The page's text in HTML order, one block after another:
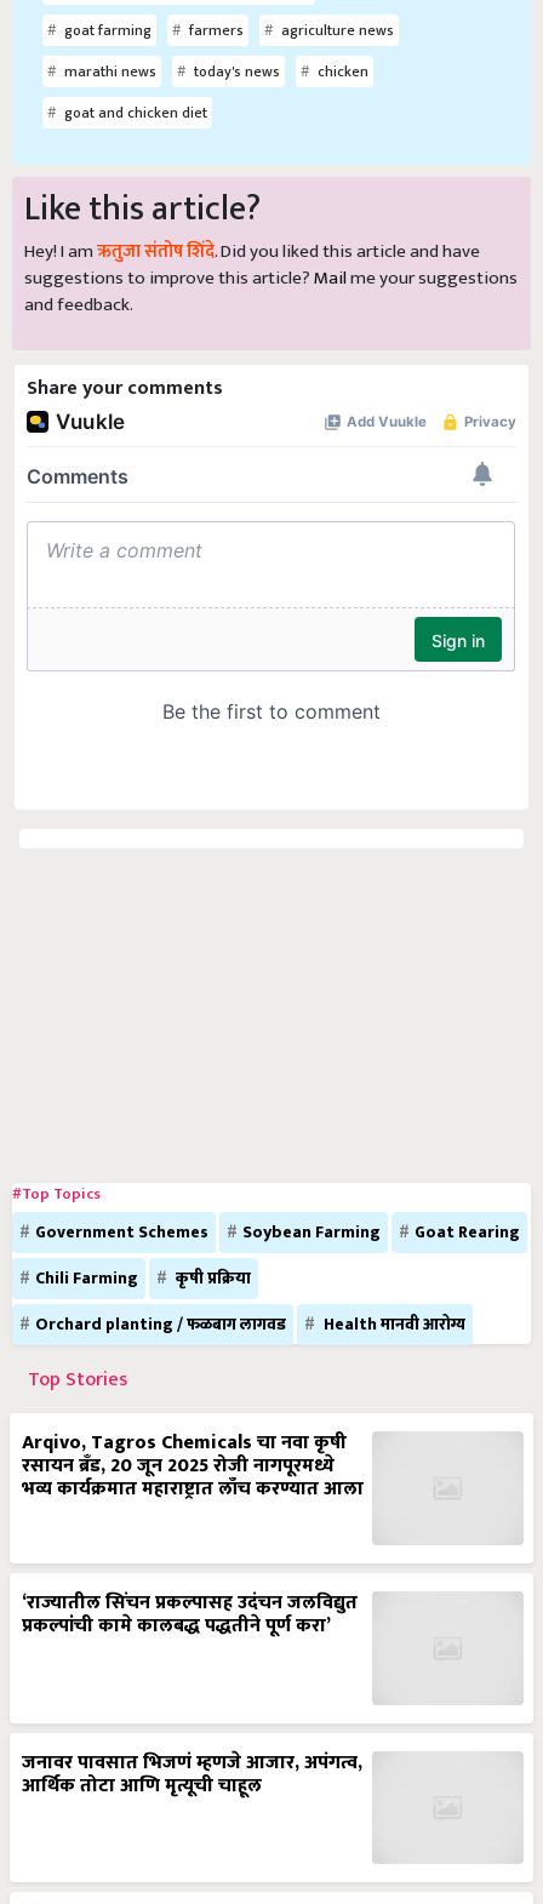
goat farming
farmers
agriculture news
marathi news
today's news
chicken
goat and chicken diet
Like this article?
Hey! I amऋतुजा संतोष शिंदे. Did you liked this article and have
suggestions to improve this article?Mailme your suggestions
and feedback.
Share your comments
#Top Topics
Government Schemes Soybean Farming
Goat Rearing
Chili Farming
कृषी प्रक्रिया
Orchard planting / फळबाग लागवड
Health मानवी आरोग्य
Top Stories
Arqivo, Tagros Chemicals चा नवा कृषी
रसायन ब्रँड, 20 जून 2025 रोजी नागपूरमध्ये
भव्य कार्यक्रमात महाराष्ट्रात लाँच करण्यात आला
‘राज्यातील सिंचन प्रकल्पासह उदंचन जलविद्युत
प्रकल्पांची कामे कालबद्ध पद्धतीने पूर्ण करा’
जनावर पावसात भिजणं म्हणजे आजार, अपंगत्व,
आर्थिक तोटा आणि मृत्यूची चाहूल